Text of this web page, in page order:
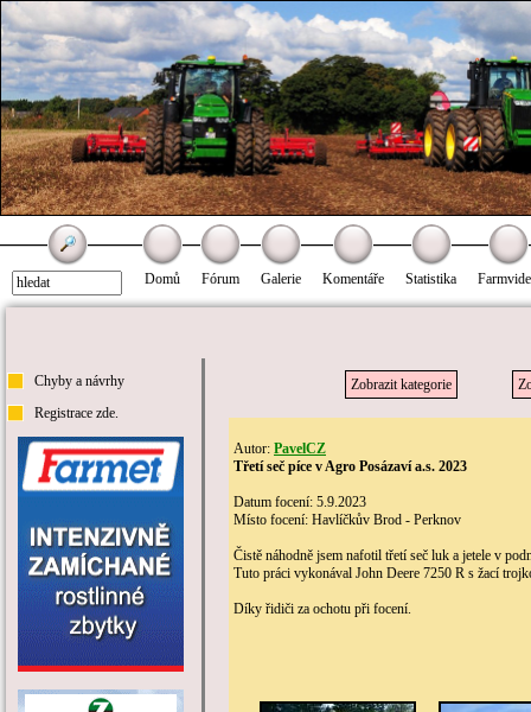
Domů Fórum Galerie Komentáře Statistika
Chyby a návrhy
Registrace zde.
Zobrazit kategorie
Autor: PavelCZ
Třetí seč píce v Agro Posázaví a.s. 2023
Datum focení: 5.9.2023
Místo focení: Havlíčkův Brod - Perknov
Čistě náhodně jsem nafotil třetí seč luk a jetele v
Tuto práci vykonával John Deere 7250 R s žací
Díky řidiči za ochotu při focení.